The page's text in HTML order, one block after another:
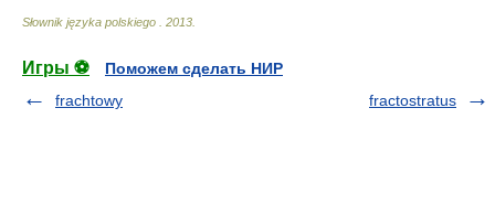
Słownik języka polskiego 2013
Игры ⚽
Поможем сделать НИР
frachtowy
fractostratus